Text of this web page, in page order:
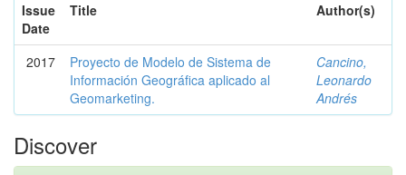
Issue
Date
Title Author(s)
2017
Proyecto de Modelo de Sistema de
Información Geográfica aplicado al
Geomarketing.
Cancino,
Leonardo
Andrés
Discover